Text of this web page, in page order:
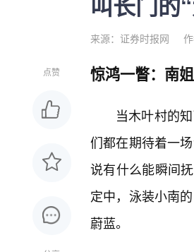
来源：证券时报网
点赞 惊鸿一瞥：南
当木叶村的
们都在期待着一
说有什么能瞬间
定中，泳装小南
蔚蓝。